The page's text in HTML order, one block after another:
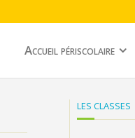
Accueil périscolaire
LES CLASSES